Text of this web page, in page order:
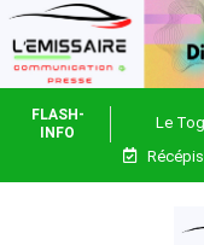
FLASH-
INFO
Le